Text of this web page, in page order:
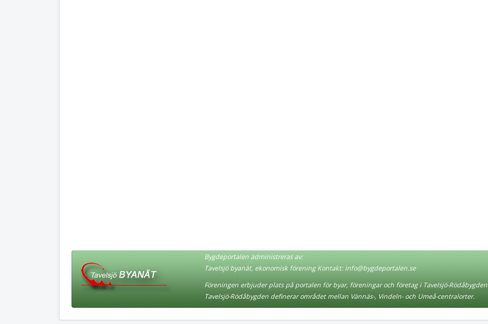
Bygdeportalen administreras av:
Tavelsjö byanät, ekonomisk förening Kontakt: info@bygdeportalen.se
Föreningen erbjuder plats på portalen för byar, föreningar och företag i Tavelsjö-Rödåbygden.
Tavelsjö-Rödåbygden definerar området mellan Vännäs-, Vindeln- och Umeå-centralorter.